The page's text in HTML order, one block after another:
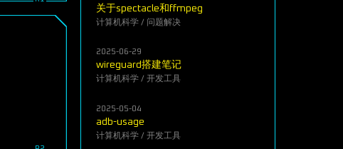
关于spectacle和ffmpeg
计算机科学/ 问题解决
2025-06-29
wireguard搭建笔记
计算机科学/ 开发工具
2025-05-04
adb-usage
计算机科学/ 开发工具